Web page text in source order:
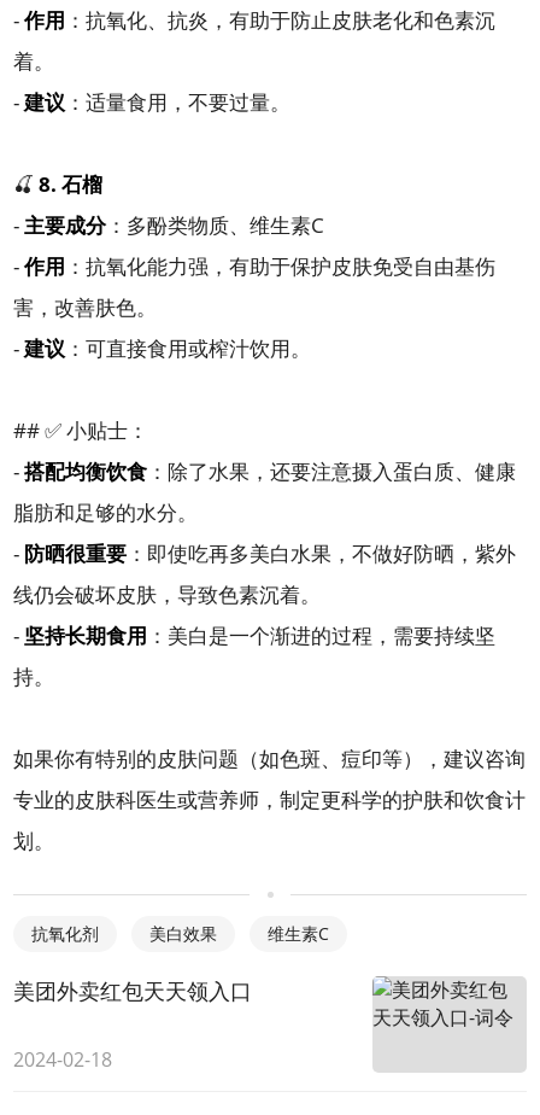
-作用 ：抗氧化、抗炎，有助于防止皮肤老化和色素沉
着。
-建议 ：适量食用，不要过量。
🍒8. 石榴
-主要成分 ：多酚类物质、维生素C
-作用 ：抗氧化能力强，有助于保护皮肤免受自由基伤
害，改善肤色。
-建议 ：可直接食用或榨汁饮用。
## ✅ 小贴士：
-搭配均衡饮食 ：除了水果，还要注意摄入蛋白质、健康
脂肪和足够的水分。
- 防晒很重要 ：即使吃再多美白水果，不做好防晒，紫外
线仍会破坏皮肤，导致色素沉着。
- 坚持长期食用 ：美白是一个渐进的过程，需要持续坚
持。
如果你有特别的皮肤问题（如色斑、痘印等），建议咨询
专业的皮肤科医生或营养师，制定更科学的护肤和饮食计
划。
抗氧化剂 美白效果 维生素C
美团外卖红包天天领入口
2024-02-18